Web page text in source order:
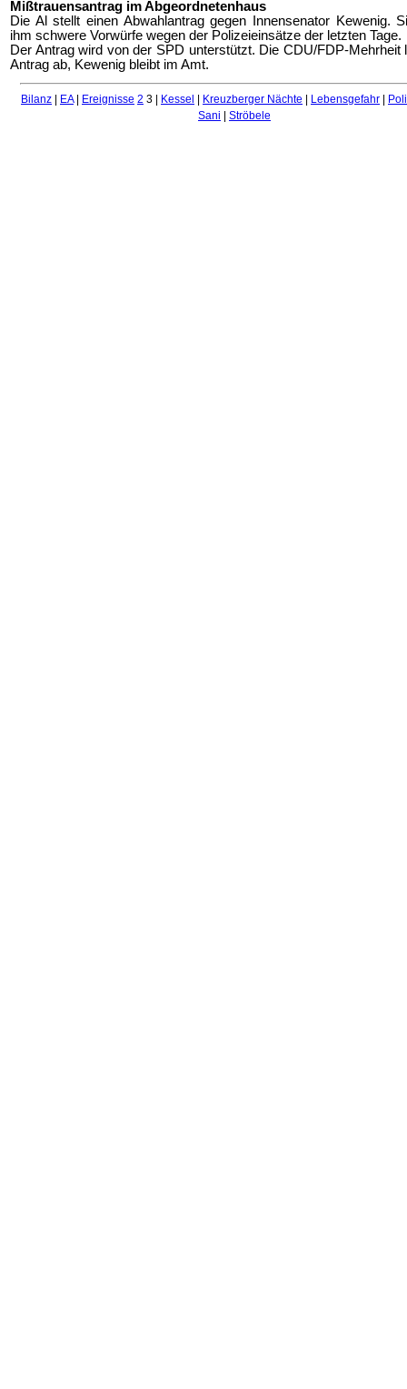
Mißtrauensantrag im Abgeordnetenhaus
Die Al stellt einen Abwahlantrag gegen Innensenator Kewenig.
ihm schwere Vorwürfe wegen der Polizeieinsätze der letzten Tage.
Der Antrag wird von der SPD unterstützt. Die CDU/FDP-Mehrheit
Antrag ab, Kewenig bleibt im Amt.
Bilanz EA| Ereignisse 2 3 | Kessel Kreuzberger Nächte Lebensgefahr
Sani
Ströbele